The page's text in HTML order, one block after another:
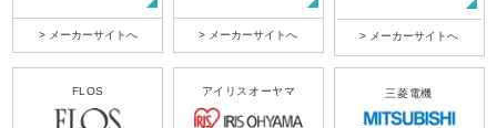
> メーカーサイトへ > メーカーサイトへ > メーカーサイトへ
FLOS アイリスオーヤマ 三菱電機